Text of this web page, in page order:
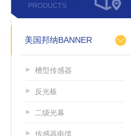
PRODUCTS
美国邦纳BANNER
槽型传感器
反光板
二级光幕
传感器电缆